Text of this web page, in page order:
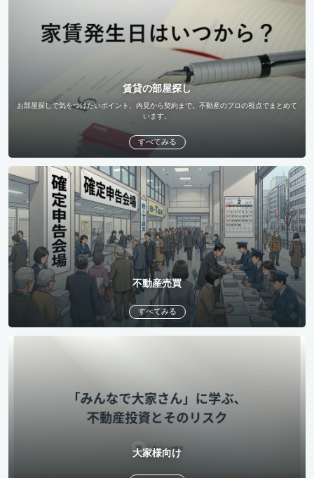
賃貸の部屋探し
お部屋探しで気をつけたいポイント、内見から契約まで。不動産のプロの視点でまとめて
います。
すべてみる
不動産売買
すべてみる
大家様向け